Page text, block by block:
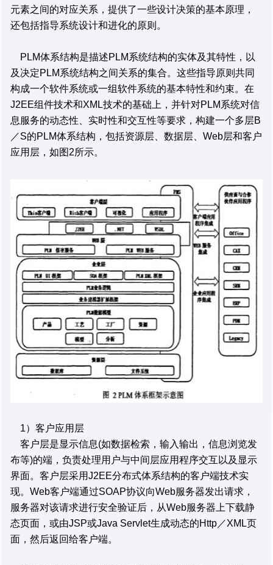
元素之间的对应关系，提供了一些设计决策的基本原理，
还包括指导系统设计和进化的原则。
PLM体系结构是描述PLM系统结构的实体及其特性，以
及决定PLM系统结构之间关系的集合。这些指导原则共同
构成一个软件系统或一组软件系统的基本特性和约束。在
J2EE组件技术和XML技术的基础上，并针对PLM系统对信
息服务的动态性、实时性和交互性等要求，构建一个多层B
／S的PLM体系结构，包括资源层、数据层、Web层和客户
应用层，如图2所示。
1）客户应用层
客户层是显示信息(如数据检索，输入输出，信息浏览发
布等)的端，负责处理用户与中间层应用程序交互以及显示
界面。客户层采用J2EE分布式体系结构的客户端技术实
现。Web客户端通过SOAP协议向Web服务器发出请求，
服务器对该请求进行安全验证后，从Web服务器上下载静
态页面，或由JSP或Java Servlet生成动态的Http／XML页
面，然后返回给客户端。